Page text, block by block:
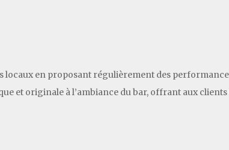
locaux en proposant régulièrement des
et originale à l’ambiance du bar, offrant aux